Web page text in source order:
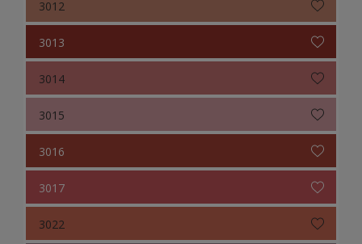
3012
3013
3014
3015
3016
3017
3022